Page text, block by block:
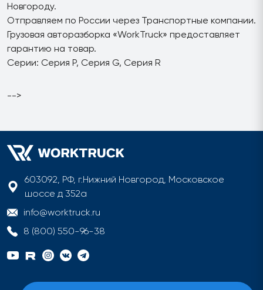
Новгороду.
Отправляем по России через Транспортные компании.
Грузовая авторазборка «WorkTruck» предоставляет
гарантию на товар.
Серии: Серия P, Серия G, Серия R
-->
603092, РФ, г.Нижний Новгород, Московское
шоссе д 352а
info@worktruck.ru
8 (800) 550-96-38